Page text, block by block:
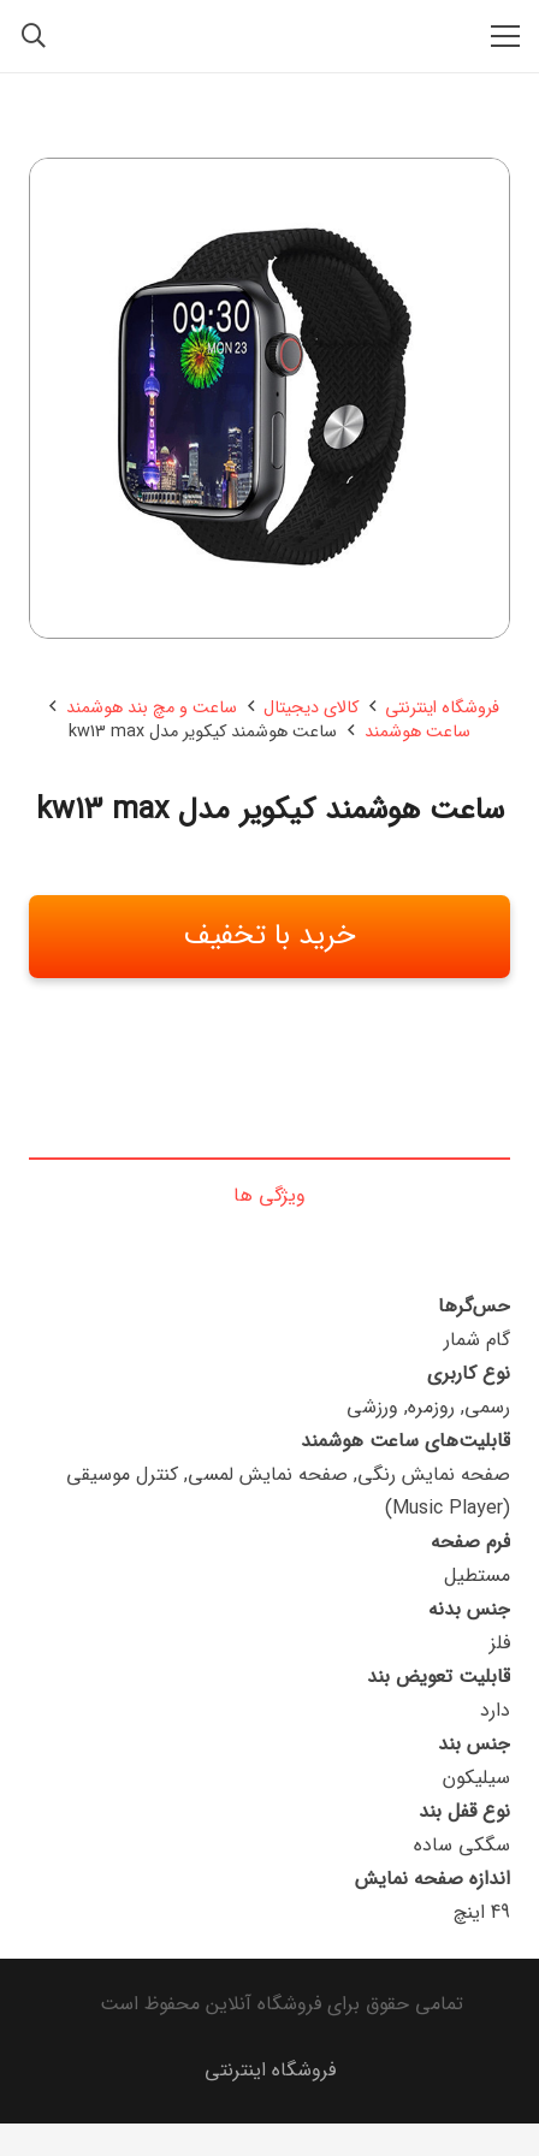
فروشگاه اینترنتی کالای دیجیتال
ساعت و مچ بند هوشمند
ساعت هوشمند
ساعت هوشمند کیکویر مدل kw13 max
ساعت هوشمند کیکویر مدل kw13 max
خرید با تخفیف
ویژگی ها
حس‌گرها
گام شمار
نوع کاربری
رسمی, روزمره, ورزشی
قابلیت‌های ساعت هوشمند
صفحه نمایش رنگی, صفحه نمایش لمسی, کنترل موسیقی
(Music Player)
فرم صفحه
مستطیل
جنس بدنه
فلز
قابلیت تعویض بند
دارد
جنس بند
سیلیکون
نوع قفل بند
سگکی ساده
اندازه صفحه نمایش
49 اینچ
تمامی حقوق برای فروشگاه آنلاین محفوظ است
فروشگاه اینترنتی
تماس با ما